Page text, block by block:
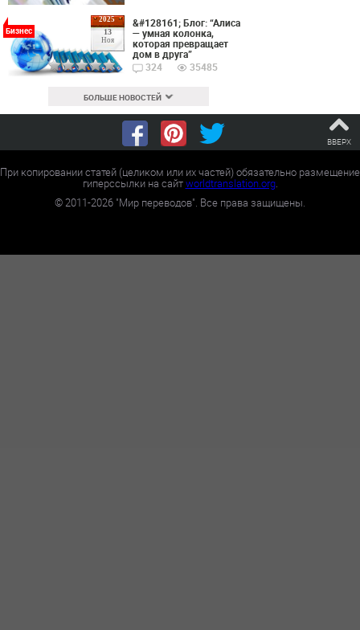
2025
13
Ноя
Бизнес
&#128161; Блог: “Алиса
— умная колонка,
которая превращает
дом в друга”
324
35485
БОЛЬШЕ НОВОСТЕЙ
ВВЕРХ
При копировании статей (целиком или их частей) обязательно размещение
гиперссылки на сайтworldtranslation.org.
©2011-2026 "Мир переводов". Все права защищены.